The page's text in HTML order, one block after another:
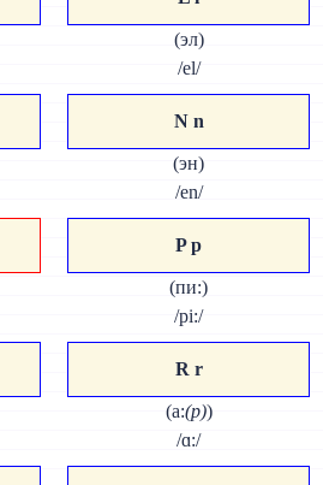
(эл)
/el/
N n
(эн)
/en/
P p
(пи:)
/pi:/
R r
(а:(р))
/ɑ:/